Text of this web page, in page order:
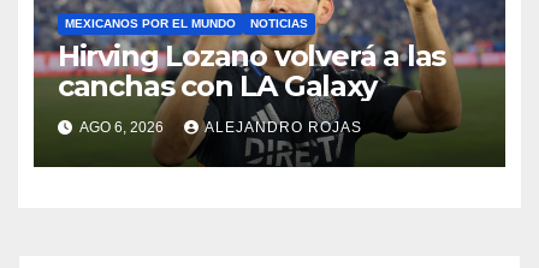
MEXICANOS POR EL MUNDO NOTICIAS
Hirving Lozano volverá a las
canchas con LA Galaxy
AGO 6, 2026 ALEJANDRO ROJAS